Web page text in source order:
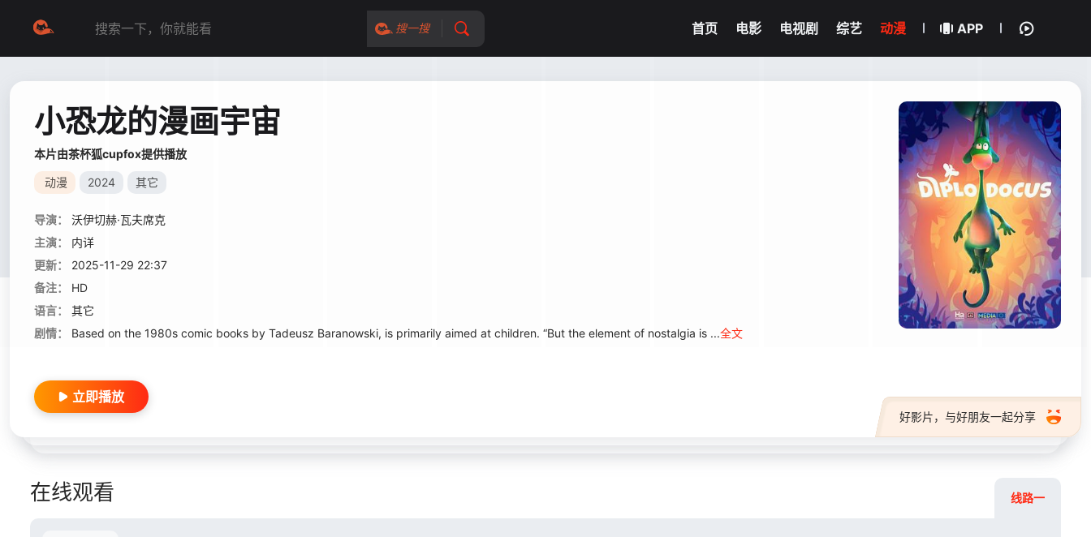
搜一搜 首页 电影 电视剧 综艺 动漫 APP
小恐龙的漫画宇宙
本片由茶杯狐cupfox提供播放
动漫 2024 其它
导演：
沃伊切赫·瓦夫席克
主演：
内详
更新：
2025-11-29 22:37
备注：
HD
语言：
其它
剧情：
Based on the 1980s comic books by Tadeusz Baranowski, is primarily aimed at children. “But the element of nostalgia is ...全文
好影片，与好朋友一起分享
立即播放
在线观看 线路一